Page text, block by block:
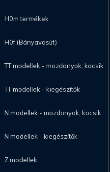
H0m termékek
H0f (Bányavasút)
TT modellek - mozdonyok, kocsik
TT modellek - kiegészítők
N modellek - mozdonyok, kocsik
N modellek - kiegészítők
Z modellek